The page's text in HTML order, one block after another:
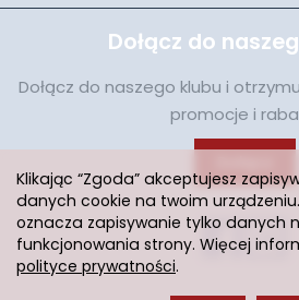
Dołącz do
Dołącz do naszego klubu i
promocje i
Klikając “Zgoda” akceptujesz
danych cookie na twoim
oznacza zapisywanie tylko danych
funkcjonowania strony. Więcej
polityce prywatności.